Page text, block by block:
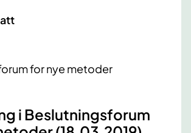
for nye metoder
i Beslutningsforum